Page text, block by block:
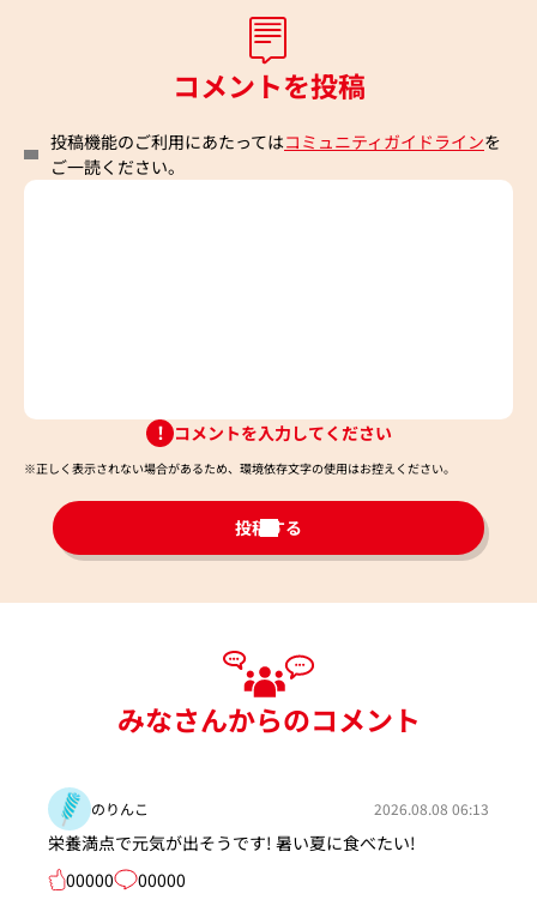
コメントを投稿
投稿機能のご利用にあたってはコミュニティガイドラインを
ご一読ください。
コメントを入力してください
※正しく表示されない場合があるため、環境依存文字の使用はお控えください。​
投稿する
みなさんからのコメント
のりんこ 2026.08.08 06:13
栄養満点で元気が出そうです! 暑い夏に食べたい!
00000
00000